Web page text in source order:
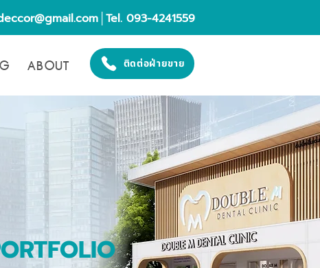
│Tel. 093-4241559
ABOUT ติดต่อฝ่ายขาย